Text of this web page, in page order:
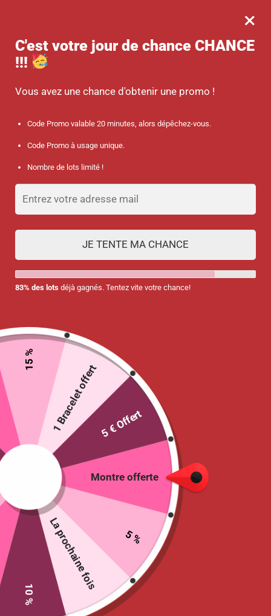
0
-10 % sur votre commande dès 45 € d’achat avec le code promo :
SANTÉ
Porte-badge rétractable « Trèfle »
27 en stock
Ajouter au panier
Ne tardez pas
Jour
00 09
Minutes Seconde
Moins de 27 produits restants !
×
C'est votre jour de chance CHANCE
!!!
Vous avez une chance d'obtenir une promo !
Code Promo valable 20 minutes, alors dépêchez-vous.
Code Promo à usage unique.
Nombre de lots limité !
JE TENTE MA CHANCE
83% des lots déjà gagnés. Tentez vite votre chance!
Montre offerte
5 %
La prochaine fois
10 %
15 %
1 Bracelet offert5 € Offert